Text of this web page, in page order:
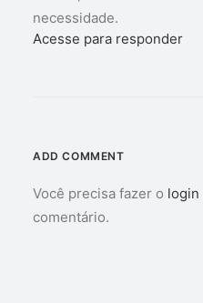
necessidade.
Acesse para responder
ADD COMMENT
Você precisa fazer o login
comentário.